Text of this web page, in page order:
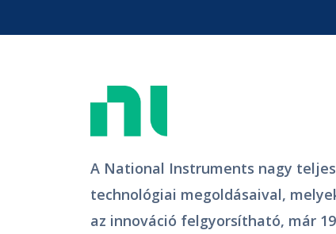
A National Instruments nagy
technológiai megoldásaival,
az innováció felgyorsítható, már